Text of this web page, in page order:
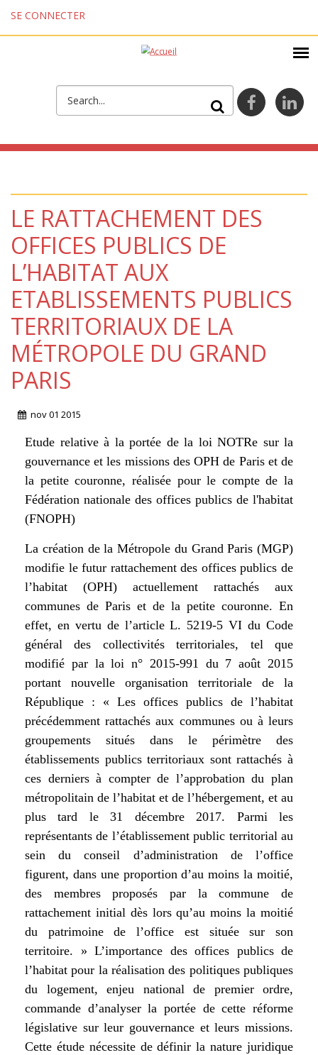
Aller au contenu principal
SE CONNECTER
facebook
FORMULAIRE DE
LE RATTACHEMENT DES
OFFICES PUBLICS DE
L’HABITAT AUX
ETABLISSEMENTS PUBLICS
TERRITORIAUX DE LA
MÉTROPOLE DU GRAND
PARIS
nov01 2015
Etude relative à la portée de la loi NOTRe sur la
gouvernance et les missions des OPH de Paris et de
la petite couronne, réalisée pour le compte de la
Fédération nationale des offices publics de l'habitat
(FNOPH)
La création de la Métropole du Grand Paris (MGP)
modifie le futur rattachement des offices publics de
l’habitat (OPH) actuellement rattachés aux
communes de Paris et de la petite couronne. En
effet, en vertu de l’article L. 5219-5 VI du Code
général des collectivités territoriales, tel que
modifié par la loi n° 2015-991 du 7 août 2015
portant nouvelle organisation territoriale de la
République : « Les offices publics de l’habitat
précédemment rattachés aux communes ou à leurs
groupements situés dans le périmètre des
établissements publics territoriaux sont rattachés à
ces derniers à compter de l’approbation du plan
métropolitain de l’habitat et de l’hébergement, et au
plus tard le 31 décembre 2017. Parmi les
représentants de l’établissement public territorial au
sein du conseil d’administration de l’office
figurent, dans une proportion d’au moins la moitié,
des membres proposés par la commune de
rattachement initial dès lors qu’au moins la moitié
du patrimoine de l’office est située sur son
territoire. » L’importance des offices publics de
l’habitat pour la réalisation des politiques publiques
du logement, enjeu national de premier ordre,
commande d’analyser la portée de cette réforme
législative sur leur gouvernance et leurs missions.
Cette étude nécessite de définir la nature juridique